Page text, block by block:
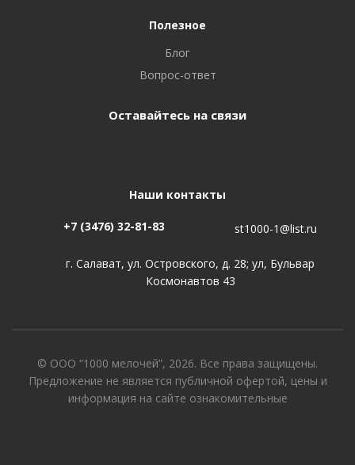
Полезное
Блог
Вопрос-ответ
Оставайтесь на связи
Наши контакты
+7 (3476) 32-81-83 st1000-1@list.ru
г. Салават, ул. Островского, д. 28; ул, Бульвар
Космонавтов 43
© ООО “1000 мелочей”, 2026. Все права защищены.
Предложение не является публичной офертой, цены и
информация на сайте ознакомительные